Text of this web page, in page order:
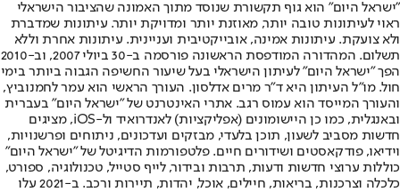
"ישראל היום" הוא גוף תקשורת שנוסד מתוך האמונה שהציבור הישראלי
ראוי לעיתונות טובה יותר, מאוזנת יותר ומדויקת יותר. עיתונות שמדברת
ולא צועקת. עיתונות אמינה, אובייקטיבית ועניינית. עיתונות אחרת וללא
תשלום. המהדורה המודפסת הראשונה פורסמה ב-30 ביולי 2007, וב-2010
הפך "ישראל היום" לעיתון הישראלי בעל שיעור החשיפה הגבוה ביותר בימי
חול. מו"ל העיתון היא ד"ר מרים אדלסון. העורך הראשי הוא עמר לחמנוביץ,
והעורך המייסד הוא עמוס רגב. אתרי האינטרנט של "ישראל היום" בעברית
ובאנגלית, כמו כן היישומונים (אפליקציות) לאנדרואיד ול-iOS, מציגים
חדשות מסביב לשעון, תוכן בלעדי, מבזקים ועדכונים, ניתוחים ופרשנויות,
וידיאו, פודקאסטים ושידורים חיים. פלטפורמות הדיגיטל של "ישראל היום"
כוללות ערוצי חדשות ודעות, תרבות ובידור, לייף סטייל, טכנולוגיה, ספורט,
כלכלה וצרכנות, בריאות, חיילים, אוכל, יהדות, תיירות ורכב. ב-2021 עלו